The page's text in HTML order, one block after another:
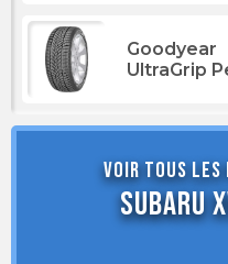
Goodyear
UltraGrip
Voir tous les
Subaru